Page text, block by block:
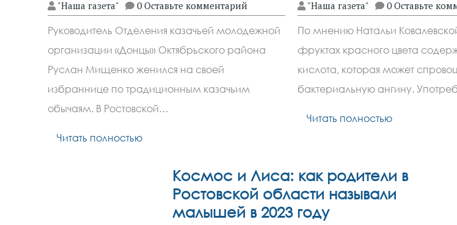
"Наша газета" 0 Оставьте комментарий
Руководитель Отделения казачьей молодежной
организации «Донцы» Октябрьского района
Руслан Мищенко женился на своей
избраннице по традиционным казачьим
обычаям. В Ростовской…
Читать полностью
"Наша газета" 0 Оставьте
По мнению Натальи
фруктах красного цвета
кислота, которая может
бактериальную ангину.
Читать полностью
Космос и Лиса: как родители в
Ростовской области называли
малышей в 2023 году